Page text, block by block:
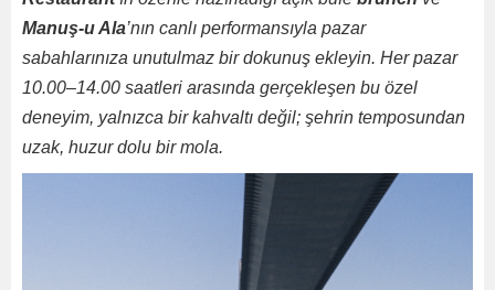
Manuş-u Ala’nın canlı performansıyla pazar
sabahlarınıza unutulmaz bir dokunuş ekleyin. Her pazar
10.00–14.00 saatleri arasında gerçekleşen bu özel
deneyim, yalnızca bir kahvaltı değil; şehrin temposundan
uzak, huzur dolu bir mola.